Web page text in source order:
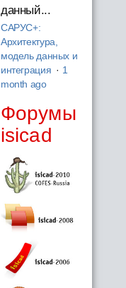
данный...
САРУС+:
Архитектура,
модель данных и
интеграция · 1
month ago
Форумы
isicad